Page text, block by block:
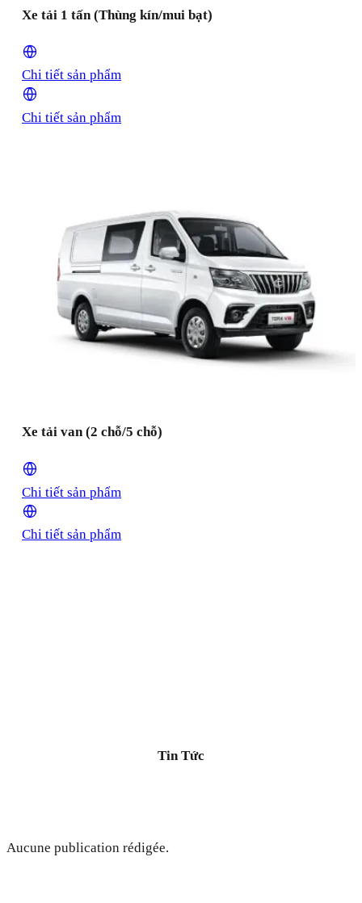
Xe tải 1 tấn (Thùng kín/mui bạt)
Chi tiết sản phẩm
Chi tiết sản phẩm
Xe tải van (2 chỗ/5 chỗ)
Chi tiết sản phẩm
Chi tiết sản phẩm
Tin Tức
Aucune publication rédigée.